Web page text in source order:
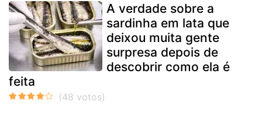
A verdade sobre a
sardinha em lata que
deixou muita gente
surpresa depois de
descobrir como ela é
feita